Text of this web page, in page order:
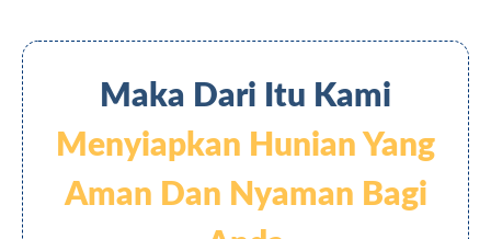
Maka Dari Itu Kami
Menyiapkan Hunian Yang
Aman Dan Nyaman Bagi